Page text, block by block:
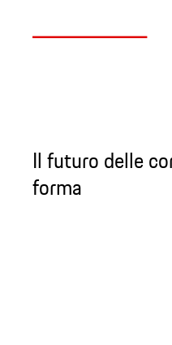
Il futuro delle
forma